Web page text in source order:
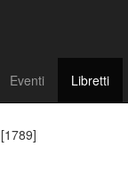
Eventi Libretti